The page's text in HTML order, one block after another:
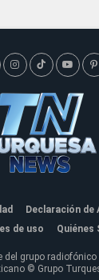
Declaración de
de uso
Quiénes
del grupo
© Grupo